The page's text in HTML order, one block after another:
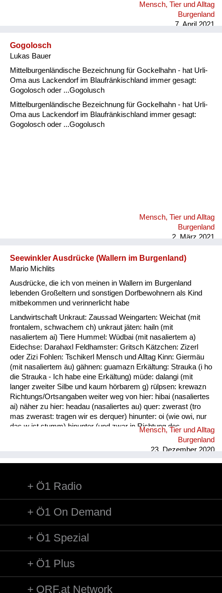
Mensch, Tier und Alltag
Burgenland
7. April 2021
Gogolosch
Lukas Bauer
Mittelburgenländische Bezeichnung für Gockelhahn - hat Urli-
Oma aus Lackendorf im Blaufränkischland immer gesagt:
Gogolosch oder ...Gogolusch
Mittelburgenländische Bezeichnung für Gockelhahn - hat Urli-
Oma aus Lackendorf im Blaufränkischland immer gesagt:
Gogolosch oder ...Gogolusch
Mensch, Tier und Alltag
Burgenland
2. März 2021
Seewinkler Ausdrücke (Wallern im Burgenland)
Mario Michlits
Ausdrücke, die ich von meinen in Wallern im Burgenland
lebenden Großeltern und sonstigen Dorfbewohnern als Kind
mitbekommen und verinnerlicht habe
Landwirtschaft Unkraut: Zaussad Weingarten: Weichat (mit
frontalem, schwachem ch) unkraut jäten: hailn (mit
nasaliertem ai) Tiere Hummel: Wüdbai (mit nasaliertem a)
Eidechse: Darahaxl Feldhamster: Gritsch Kätzchen: Zizerl
oder Zizi Fohlen: Tschikerl Mensch und Alltag Kinn: Giermäu
(mit nasaliertem äu) gähnen: guamazn Erkältung: Strauka (i ho
die Strauka - Ich habe eine Erkältung) müde: dalangi (mit
langer zweiter Silbe und kaum hörbarem g) rülpsen: krewazn
Richtungs/Ortsangaben weiter weg von hier: hibai (nasaliertes
ai) näher zu hier: headau (nasaliertes au) quer: zwerast (tro
mas zwerast: tragen wir es derquer) hinunter: oi (wie owi, nur
das w ist stumm) hinunter (und zwar in Richtung des
Sprechers): oana (kim oana - komm herunter, und zwar zu
mir) weg: dui (kais dui - wirf es weg) werfen: kai (nasaliertes
Mensch, Tier und Alltag
Burgenland
23. Dezember 2020
Ö1 Radio
Ö1 On Demand
Ö1 Spezial
Ö1 Plus
ORF.at Network